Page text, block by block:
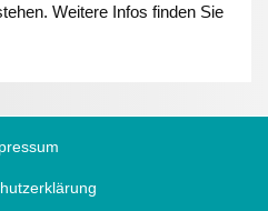
Weitere Infos finden Sie